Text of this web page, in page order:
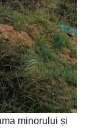
minorului și